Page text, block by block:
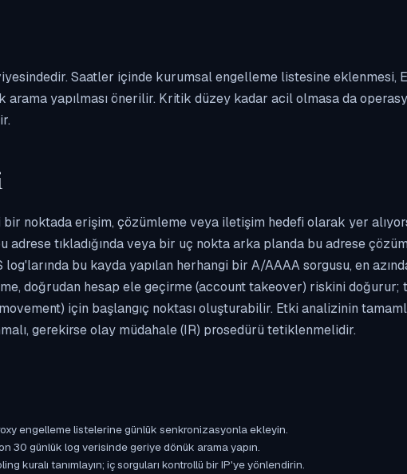
Saatler içinde kurumsal engelleme listesine eklenmesi,
yapılması önerilir. Kritik düzey kadar acil olmasa da
bir noktada erişim, çözümleme veya iletişim hedefi olarak yer
adrese tıkladığında veya bir uç nokta arka planda bu adrese
bu kayda yapılan herhangi bir A/AAAA sorgusu, en
doğrudan hesap ele geçirme (account takeover) riskini
için başlangıç noktası oluşturabilir. Etki analizinin
gerekirse olay müdahale (IR) prosedürü tetiklenmelidir.
engelleme listelerine günlük senkronizasyonla ekleyin.
30 günlük log verisinde geriye dönük arama yapın.
kuralı tanımlayın; iç sorguları kontrollü bir IP'ye yönlendirin.